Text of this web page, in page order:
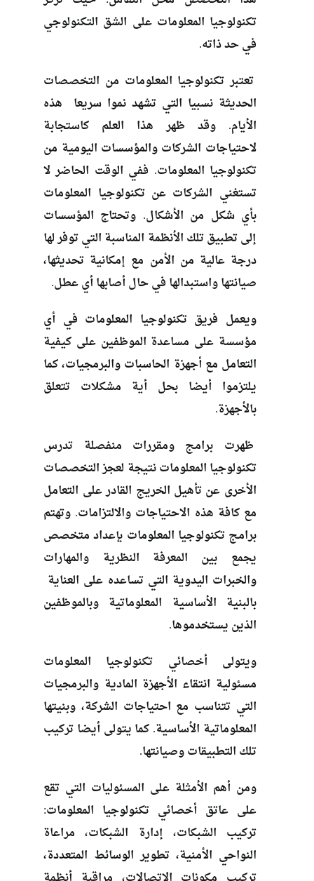
تكنولوجيا المعلومات على الشق التكنولوجي
في حد ذاته.
تعتبر تكنولوجيا المعلومات من التخصصات
الحديثة نسبيا التي تشهد نموا سريعا هذه
الأيام. وقد ظهر هذا العلم كاستجابة
لاحتياجات الشركات والمؤسسات اليومية من
تكنولوجيا المعلومات. ففي الوقت الحاضر لا
تستغني الشركات عن تكنولوجيا المعلومات
بأي شكل من الأشكال. وتحتاج المؤسسات
إلى تطبيق تلك الأنظمة المناسبة التي توفر لها
درجة عالية من الأمن مع إمكانية تحديثها،
صيانتها واستبدالها في حال أصابها أي عطل.
ويعمل فريق تكنولوجيا المعلومات في أي
مؤسسة على مساعدة الموظفين على كيفية
التعامل مع أجهزة الحاسبات والبرمجيات، كما
يلتزموا أيضا بحل أية مشكلات تتعلق
بالأجهزة.
ظهرت برامج ومقررات منفصلة تدرس
تكنولوجيا المعلومات نتيجة لعجز التخصصات
الأخرى عن تأهيل الخريج القادر على التعامل
مع كافة هذه الاحتياجات والالتزامات. وتهتم
برامج تكنولوجيا المعلومات بإعداد متخصص
يجمع بين المعرفة النظرية والمهارات
والخبرات اليدوية التي تساعده على العناية
بالبنية الأساسية المعلوماتية وبالموظفين
الذين يستخدموها.
ويتولى أخصائي تكنولوجيا المعلومات
مسئولية انتقاء الأجهزة المادية والبرمجيات
التي تتناسب مع احتياجات الشركة، وبنيتها
المعلوماتية الأساسية. كما يتولى أيضا تركيب
تلك التطبيقات وصيانتها.
ومن أهم الأمثلة على المسئوليات التي تقع
على عاتق أخصائي تكنولوجيا المعلومات:
تركيب الشبكات، إدارة الشبكات، مراعاة
النواحي الأمنية، تطوير الوسائط المتعددة،